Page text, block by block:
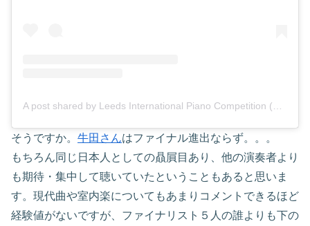
そうですか。 牛田さんはファイナル進出ならず。。。
もちろん同じ日本人としての贔屓目あり、他の演奏者より
も期待・集中して聴いていたということもあると思いま
す。現代曲や室内楽についてもあまりコメントできるほど
経験値がないですが、ファイナリスト５人の誰よりも下の